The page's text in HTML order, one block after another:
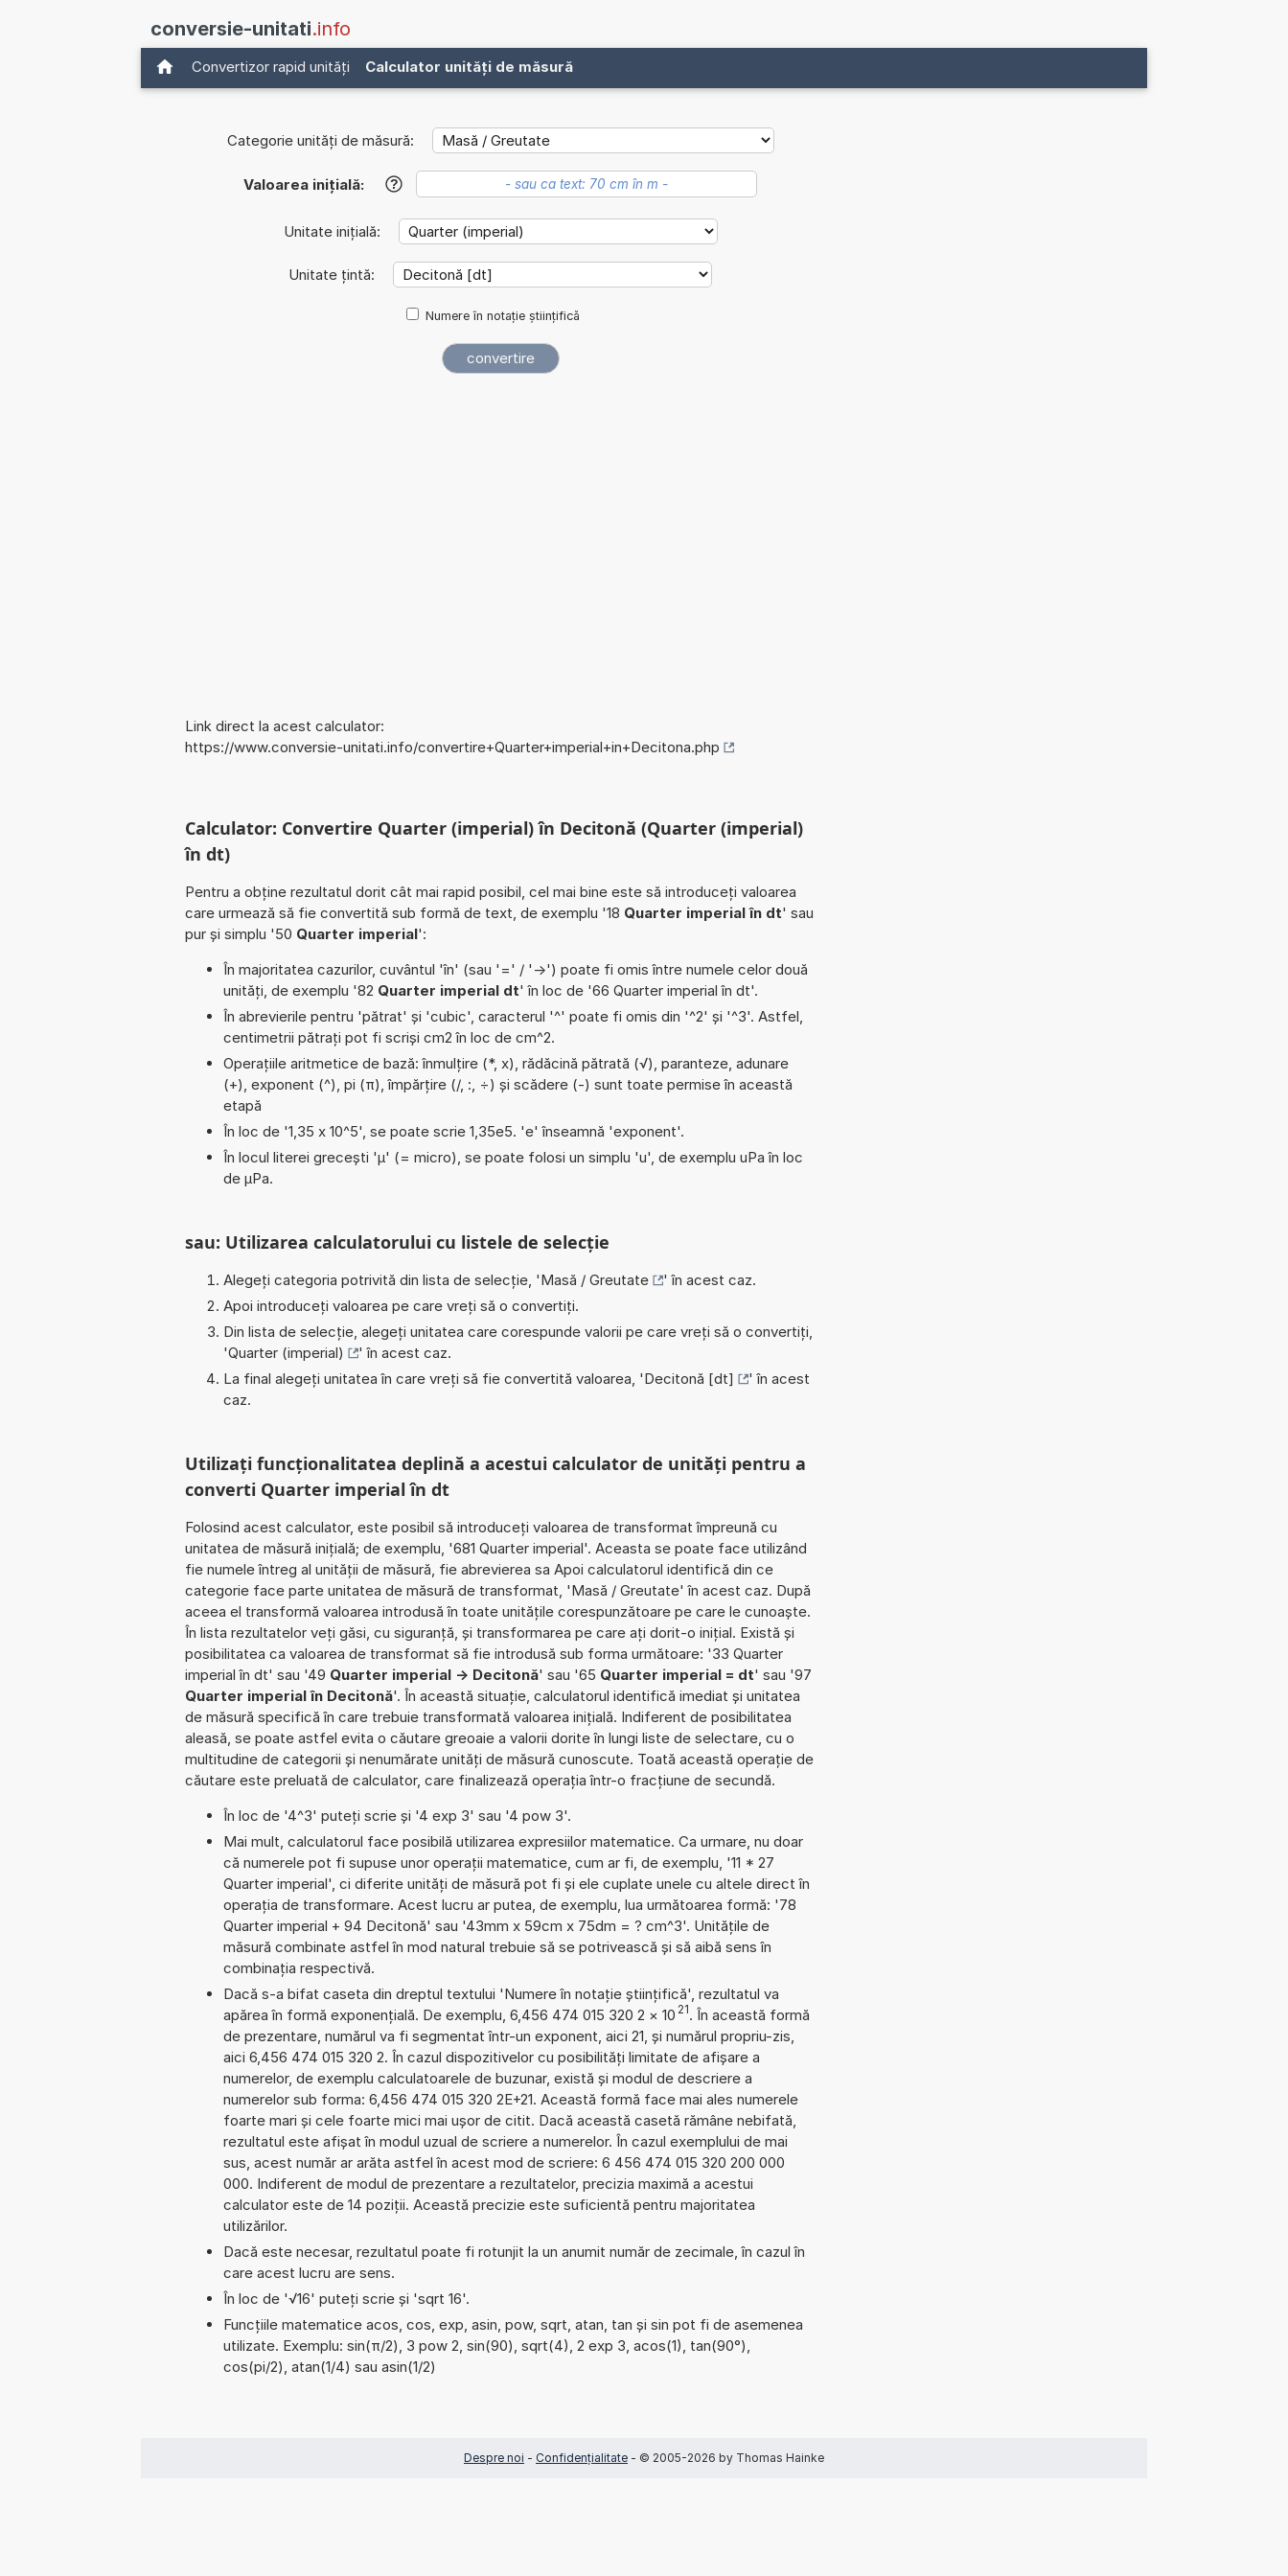
conversie-unitati.info
Convertizor rapid unități Calculator unități de măsură
Categorie unități de măsură:
Valoarea inițială: ?
Unitate inițială:
Unitate țintă:
Numere în notație științifică
Link direct la acest calculator:
https://www.conversie-unitati.info/convertire+Quarter+imperial+in+Decitona.php
Calculator: Convertire Quarter (imperial) în Decitonă (Quarter (imperial)
în dt)
Pentru a obține rezultatul dorit cât mai rapid posibil, cel mai bine este să introduceți valoarea
care urmează să fie convertită sub formă de text, de exemplu '18 Quarter imperial în dt' sau
pur și simplu '50 Quarter imperial':
În majoritatea cazurilor, cuvântul 'în' (sau '=' / '->') poate fi omis între numele celor două
unități, de exemplu '82 Quarter imperial dt' în loc de '66 Quarter imperial în dt'.
În abrevierile pentru 'pătrat' și 'cubic', caracterul '^' poate fi omis din '^2' și '^3'. Astfel,
centimetrii pătrați pot fi scriși cm2 în loc de cm^2.
Operațiile aritmetice de bază: înmulțire (*, x), rădăcină pătrată (√), paranteze, adunare
(+), exponent (^), pi (π), împărțire (/, :, ÷) și scădere (-) sunt toate permise în această
etapă
În loc de '1,35 x 10^5', se poate scrie 1,35e5. 'e' înseamnă 'exponent'.
În locul literei grecești 'µ' (= micro), se poate folosi un simplu 'u', de exemplu uPa în loc
de µPa.
sau: Utilizarea calculatorului cu listele de selecție
Alegeți categoria potrivită din lista de selecție, 'Masă / Greutate
' în acest caz.
Apoi introduceți valoarea pe care vreți să o convertiți.
Din lista de selecție, alegeți unitatea care corespunde valorii pe care vreți să o convertiți,
'Quarter (imperial)
' în acest caz.
La final alegeți unitatea în care vreți să fie convertită valoarea, 'Decitonă [dt]
' în acest
caz.
Utilizați funcționalitatea deplină a acestui calculator de unități pentru a
converti Quarter imperial în dt
Folosind acest calculator, este posibil să introduceți valoarea de transformat împreună cu
unitatea de măsură inițială; de exemplu, '681 Quarter imperial'. Aceasta se poate face utilizând
fie numele întreg al unității de măsură, fie abrevierea sa Apoi calculatorul identifică din ce
categorie face parte unitatea de măsură de transformat, 'Masă / Greutate' în acest caz. După
aceea el transformă valoarea introdusă în toate unitățile corespunzătoare pe care le cunoaște.
În lista rezultatelor veți găsi, cu siguranță, și transformarea pe care ați dorit-o inițial. Există și
posibilitatea ca valoarea de transformat să fie introdusă sub forma următoare: '33 Quarter
imperial în dt' sau '49 Quarter imperial -> Decitonă' sau '65 Quarter imperial = dt' sau '97
Quarter imperial în Decitonă'. În această situație, calculatorul identifică imediat și unitatea
de măsură specifică în care trebuie transformată valoarea inițială. Indiferent de posibilitatea
aleasă, se poate astfel evita o căutare greoaie a valorii dorite în lungi liste de selectare, cu o
multitudine de categorii și nenumărate unități de măsură cunoscute. Toată această operație de
căutare este preluată de calculator, care finalizează operația într-o fracțiune de secundă.
În loc de '4^3' puteți scrie și '4 exp 3' sau '4 pow 3'.
Mai mult, calculatorul face posibilă utilizarea expresiilor matematice. Ca urmare, nu doar
că numerele pot fi supuse unor operații matematice, cum ar fi, de exemplu, '11 * 27
Quarter imperial', ci diferite unități de măsură pot fi și ele cuplate unele cu altele direct în
operația de transformare. Acest lucru ar putea, de exemplu, lua următoarea formă: '78
Quarter imperial + 94 Decitonă' sau '43mm x 59cm x 75dm = ? cm^3'. Unitățile de
măsură combinate astfel în mod natural trebuie să se potrivească și să aibă sens în
combinația respectivă.
Dacă s-a bifat caseta din dreptul textului 'Numere în notație științifică', rezultatul va
apărea în formă exponențială. De exemplu, 6,456 474 015 320 2 × 10 21. În această formă
de prezentare, numărul va fi segmentat într-un exponent, aici 21, și numărul propriu-zis,
aici 6,456 474 015 320 2. În cazul dispozitivelor cu posibilități limitate de afișare a
numerelor, de exemplu calculatoarele de buzunar, există și modul de descriere a
numerelor sub forma: 6,456 474 015 320 2E+21. Această formă face mai ales numerele
foarte mari și cele foarte mici mai ușor de citit. Dacă această casetă rămâne nebifată,
rezultatul este afișat în modul uzual de scriere a numerelor. În cazul exemplului de mai
sus, acest număr ar arăta astfel în acest mod de scriere: 6 456 474 015 320 200 000
000. Indiferent de modul de prezentare a rezultatelor, precizia maximă a acestui
calculator este de 14 poziții. Această precizie este suficientă pentru majoritatea
utilizărilor.
Dacă este necesar, rezultatul poate fi rotunjit la un anumit număr de zecimale, în cazul în
care acest lucru are sens.
În loc de '√16' puteți scrie și 'sqrt 16'.
Funcțiile matematice acos, cos, exp, asin, pow, sqrt, atan, tan și sin pot fi de asemenea
utilizate. Exemplu: sin(π/2), 3 pow 2, sin(90), sqrt(4), 2 exp 3, acos(1), tan(90°),
cos(pi/2), atan(1/4) sau asin(1/2)
Despre noi - Confidențialitate - © 2005-2026 by Thomas Hainke